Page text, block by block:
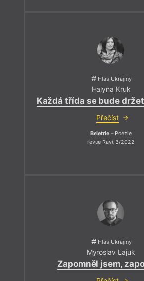
Hlas Ukrajiny
Halyna Kruk
Každá třída se bude
Přečíst
Beletrie – Poezie
revue Ravt 3/2022
Hlas Ukrajiny
Myroslav Lajuk
Zapomněl jsem,